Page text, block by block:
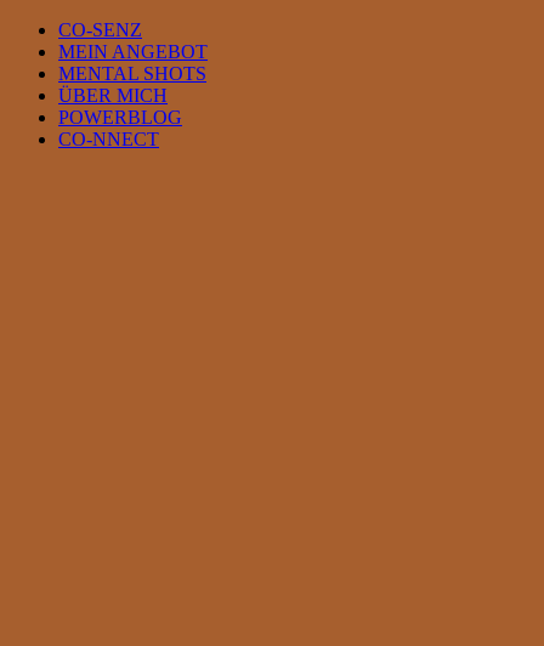
Skip
content
CO-SENZ
MEIN ANGEBOT
MENTAL SHOTS
ÜBER MICH
POWERBLOG
CO-NNECT